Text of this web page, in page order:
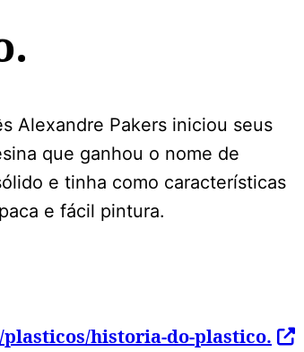
Alexandre Pakers iniciou seus
que ganhou o nome de
e tinha como características
e fácil pintura.
historia-do-plastico.